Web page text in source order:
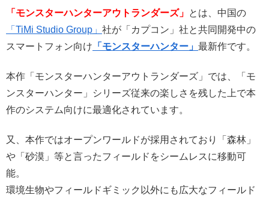
「モンスターハンターアウトランダーズ」 とは、中国の
「TiMi Studio Group」 社が 「カプコン」社と共同開発中の
スマートフォン向け 「モンスターハンター」 最新作です。
本作「モンスターハンターアウトランダーズ」では、「モ
ンスターハンター」シリーズ従来の楽しさを残した上で本
作のシステム向けに最適化されています。
又、本作ではオープンワールドが採用されており「森林」
や「砂漠」等と言ったフィールドをシームレスに移動可
能。
環境生物やフィールドギミック以外にも広大なフィールド